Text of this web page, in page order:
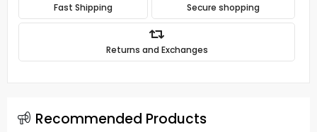
Fast Shipping Secure shopping
Returns and Exchanges
Recommended Products